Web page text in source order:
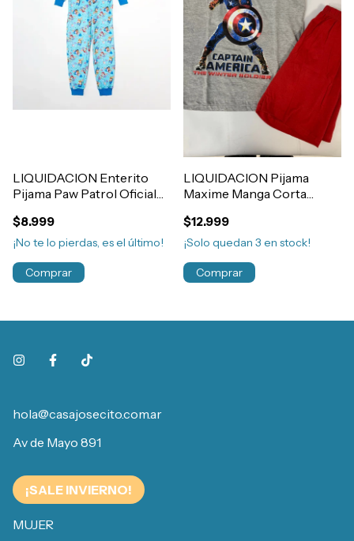
LIQUIDACION Enterito
Pijama Paw Patrol Oficial
Art.88068
$8.999
¡No te lo pierdas, es el último!
Comprar
LIQUIDACION Pijama
Maxime Manga Corta
Nene Art.605
$12.999
¡Solo quedan 3 en stock!
Comprar
hola@casajosecito.com.ar
Av de Mayo 891
¡SALE INVIERNO!
MUJER